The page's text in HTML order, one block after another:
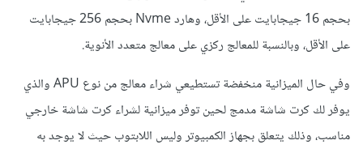
بحجم 16 جيجابايت على الأقل، وهارد Nvme بحجم 256 جيجابايت
على الأقل، وبالنسبة للمعالج ركزي على معالج متعدد الأنوية.
وفي حال الميزانية منخفضة تستطيعي شراء معالج من نوع APU والذي
يوفر لك كرت شاشة مدمج لحين توفر ميزانية لشراء كرت شاشة خارجي
مناسب، وذلك يتعلق بجهاز الكمبيوتر وليس اللابتوب حيث لا يوجد به